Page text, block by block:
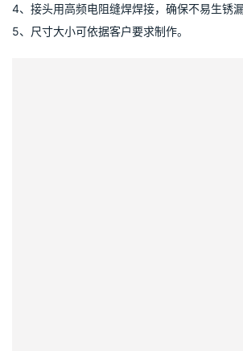
4、接头用高频电阻缝焊焊接，确保不易生锈漏
5、尺寸大小可依据客户要求制作。